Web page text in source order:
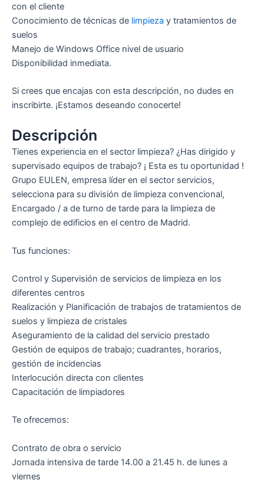
con el cliente
Conocimiento de técnicas de limpieza y tratamientos de
suelos
Manejo de Windows Office nivel de usuario
Disponibilidad inmediata.
Si crees que encajas con esta descripción, no dudes en
inscribirte. ¡Estamos deseando conocerte!
Descripción
Tienes experiencia en el sector limpieza? ¿Has dirigido y
supervisado equipos de trabajo? ¡ Esta es tu oportunidad !
Grupo EULEN, empresa líder en el sector servicios,
selecciona para su división de limpieza convencional,
Encargado / a de turno de tarde para la limpieza de
complejo de edificios en el centro de Madrid.
Tus funciones:
Control y Supervisión de servicios de limpieza en los
diferentes centros
Realización y Planificación de trabajos de tratamientos de
suelos y limpieza de cristales
Aseguramiento de la calidad del servicio prestado
Gestión de equipos de trabajo; cuadrantes, horarios,
gestión de incidencias
Interlocución directa con clientes
Capacitación de limpiadores
Te ofrecemos:
Contrato de obra o servicio
Jornada intensiva de tarde 14.00 a 21.45 h. de lunes a
viernes